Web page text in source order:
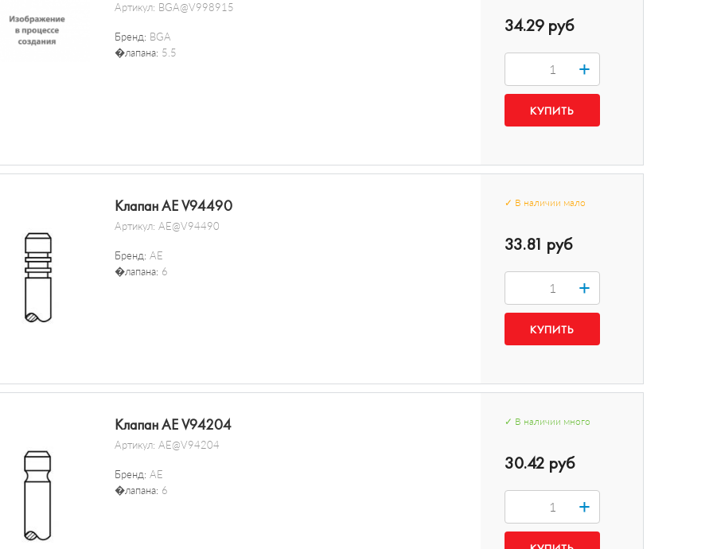
Артикул: BGA@V998915
Бренд: BGA
�лапана: 5.5
34.29 руб
+
Клапан AE V94490
Артикул: AE@V94490
Бренд: AE
�лапана: 6
✓ В наличии мало
33.81 руб
+
Клапан AE V94204
Артикул: AE@V94204
Бренд: AE
�лапана: 6
✓ В наличии много
30.42 руб
+